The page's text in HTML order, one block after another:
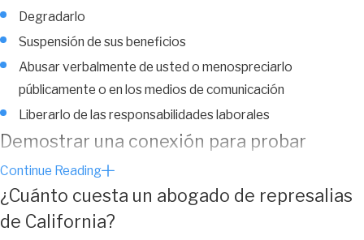
Degradarlo
Suspensión de sus beneficios
Abusar verbalmente de usted o menospreciarlo
públicamente o en los medios de comunicación
Liberarlo de las responsabilidades laborales
Demostrar una conexión para probar
represalias laborales
Un abogado de represalias laborales de California debe poder
demostrar una conexión entre la actividad protegida en la que
Continue Reading
¿Cuánto cuesta un abogado de represalias
de California?